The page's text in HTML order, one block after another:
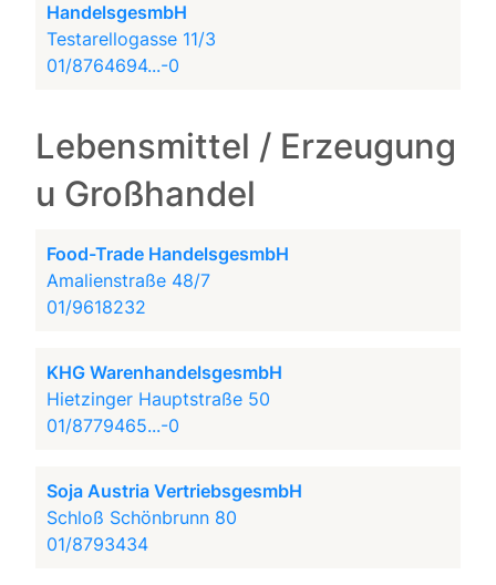
HandelsgesmbH
Testarellogasse 11/3
01/8764694...-0
Lebensmittel / Erzeugung
u Großhandel
Food-Trade HandelsgesmbH
Amalienstraße 48/7
01/9618232
KHG WarenhandelsgesmbH
Hietzinger Hauptstraße 50
01/8779465...-0
Soja Austria VertriebsgesmbH
Schloß Schönbrunn 80
01/8793434